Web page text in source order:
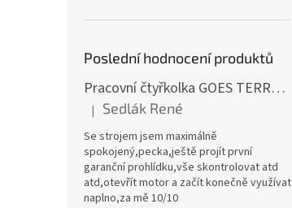
Poslední hodnocení produktů
Pracovní čtyřkolka GOES TERROX 400 T3B
Hodnocení produktu je 5 z 5 hvězdiček.
| Sedlák René
Se strojem jsem maximálně
spokojený,pecka,ještě projít první
garanční prohlídku,vše skontrolovat atd
atd,otevřít motor a začít konečně využívat
naplno,za mě 10/10